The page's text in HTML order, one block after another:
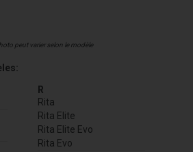
peut varier selon le modèle
R
Rita
Rita Elite
Rita Elite Evo
Rita Evo